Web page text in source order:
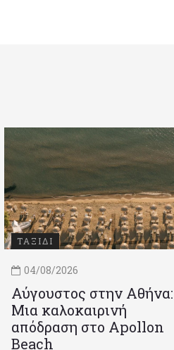
ΤΑΞΙΔΙ
04/08/2026
Αύγουστος στην Αθήνα:
Μια καλοκαιρινή
απόδραση στο Apollon
Beach